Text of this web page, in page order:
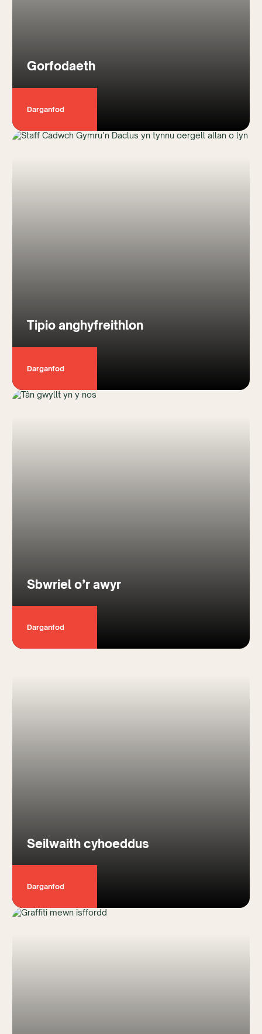
Gorfodaeth
Darganfod
Tipio anghyfreithlon
Darganfod
Sbwriel o’r awyr
Darganfod
Seilwaith cyhoeddus
Darganfod